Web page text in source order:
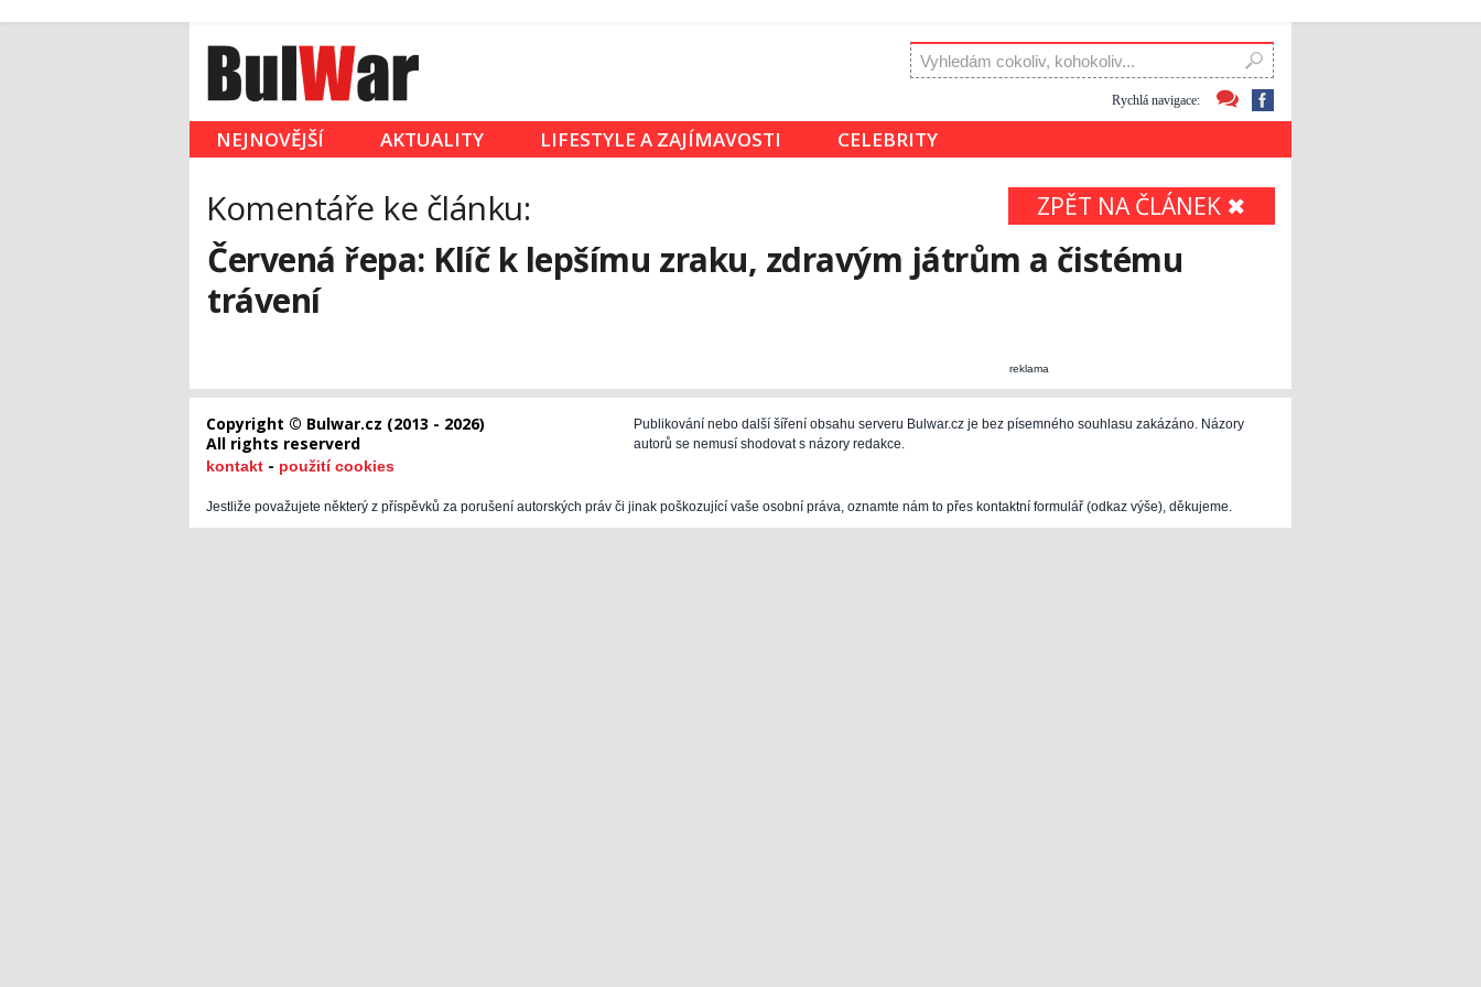
Rychlá navigace:
NEJNOVĚJŠÍ AKTUALITY LIFESTYLE A ZAJÍMAVOSTI CELEBRITY
Komentáře ke článku: ZPĚT NA ČLÁNEK ✖
Červená řepa: Klíč k lepšímu zraku, zdravým játrům a čistému
trávení
reklama
Copyright © Bulwar.cz (2013 - 2026)
All rights reserverd
kontakt - použití cookies
Publikování nebo další šíření obsahu serveru Bulwar.cz je bez písemného souhlasu zakázáno. Názory
autorů se nemusí shodovat s názory redakce.
Jestliže považujete některý z příspěvků za porušení autorských práv či jinak poškozující vaše osobní práva, oznamte nám to přes kontaktní formulář (odkaz výše), děkujeme.